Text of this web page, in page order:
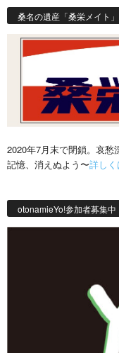
桑名の遺産「桑栄メイト
2020年7月末で閉鎖。哀
記憶、消えぬよう〜詳しく
otonamieYo!参加者募集中